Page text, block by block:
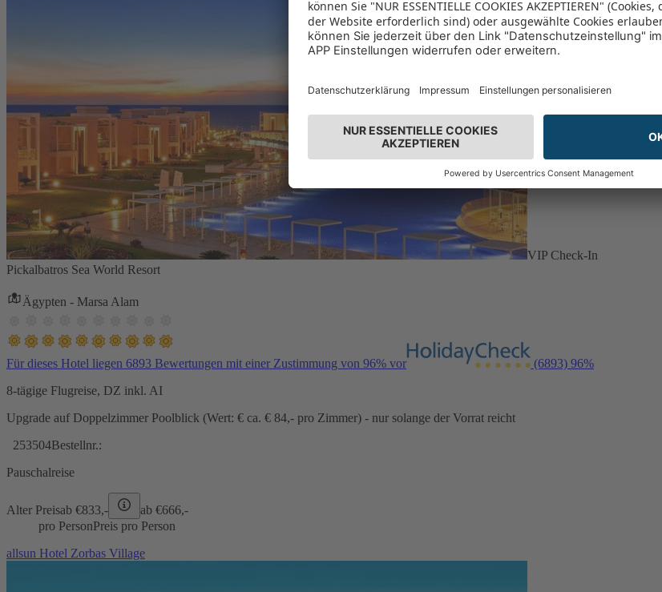
VIP Check-In
Pickalbatros Sea World Resort
Ägypten - Marsa Alam
Für dieses Hotel liegen 6893 Bewertungen mit einer Zustimmung von 96% vor (6893) 96%
8-tägige Flugreise, DZ inkl. AI
Upgrade auf Doppelzimmer Poolblick (Wert: € ca. € 84,- pro Zimmer) - nur solange der Vorrat reicht
253504Bestellnr.:
Pauschalreise
Alter Preisab €833,- ab €666,-
pro PersonPreis pro Person
allsun Hotel Zorbas Village